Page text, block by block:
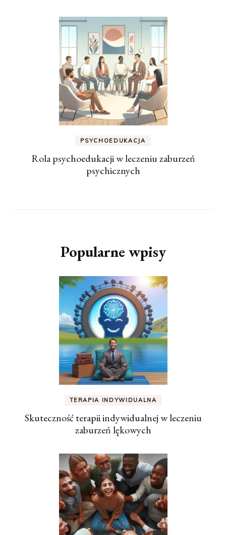
PSYCHOEDUKACJA
Rola psychoedukacji w leczeniu zaburzeń
psychicznych
Popularne wpisy
TERAPIA INDYWIDUALNA
Skuteczność terapii indywidualnej w leczeniu
zaburzeń lękowych